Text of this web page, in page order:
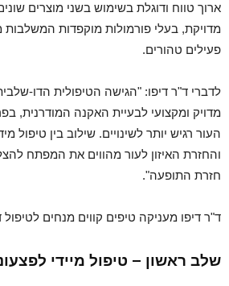
ארוך טווח ודוגלת בשימוש בשני מוצרים
מדויקת, בעלי פורמולות מוקפדות המשלבות
פעילים טהורים.
לדברי ד"ר דיפו: "הגישה הטיפולית הדו-
מדויק ומקצועי לבעיית האקנה המודרנית,
העור רגיש יותר לשינויים. שילוב בין טיפול
והחזרת האיזון לעור מהווים את המפתח
חזרת התופעה".
ד"ר דיפו מעניקה טיפים קווים מנחים לטיפול
שלב ראשון – טיפול מיידי